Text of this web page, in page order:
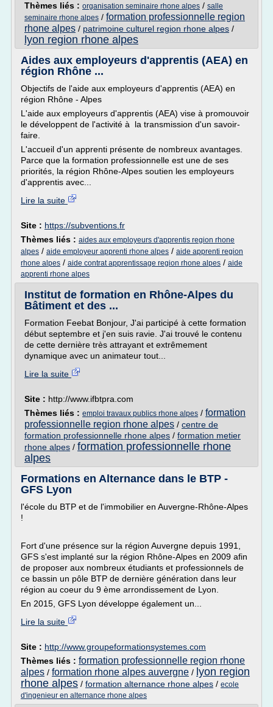
Thèmes liés : organisation seminaire rhone alpes / salle
seminaire rhone alpes / formation professionnelle region
rhone alpes / patrimoine culturel region rhone alpes /
lyon region rhone alpes
Aides aux employeurs d'apprentis (AEA) en
région Rhône ...
Objectifs de l'aide aux employeurs d'apprentis (AEA) en
région Rhône - Alpes
L'aide aux employeurs d'apprentis (AEA) vise à promouvoir
le développent de l'activité à la transmission d'un savoir-
faire.
L'accueil d'un apprenti présente de nombreux avantages.
Parce que la formation professionnelle est une de ses
priorités, la région Rhône-Alpes soutien les employeurs
d'apprentis avec...
Lire la suite
Site : https://subventions.fr
Thèmes liés : aides aux employeurs d'apprentis region rhone
alpes / aide employeur apprenti rhone alpes / aide apprenti region
rhone alpes / aide contrat apprentissage region rhone alpes / aide
apprenti rhone alpes
Institut de formation en Rhône-Alpes du
Bâtiment et des ...
Formation Feebat Bonjour, J'ai participé à cette formation
début septembre et j'en suis ravie. J'ai trouvé le contenu
de cette dernière très attrayant et extrêmement
dynamique avec un animateur tout...
Lire la suite
Site : http://www.ifbtpra.com
Thèmes liés : emploi travaux publics rhone alpes / formation
professionnelle region rhone alpes / centre de
formation professionnelle rhone alpes / formation metier
rhone alpes / formation professionnelle rhone
alpes
Formations en Alternance dans le BTP -
GFS Lyon
l'école du BTP et de l'immobilier en Auvergne-Rhône-Alpes
!
Fort d'une présence sur la région Auvergne depuis 1991,
GFS s'est implanté sur la région Rhône-Alpes en 2009 afin
de proposer aux nombreux étudiants et professionnels de
ce bassin un pôle BTP de dernière génération dans leur
région au coeur du 9 ème arrondissement de Lyon.
En 2015, GFS Lyon développe également un...
Lire la suite
Site : http://www.groupeformationsystemes.com
Thèmes liés : formation professionnelle region rhone
alpes / formation rhone alpes auvergne / lyon region
rhone alpes / formation alternance rhone alpes / ecole
d'ingenieur en alternance rhone alpes